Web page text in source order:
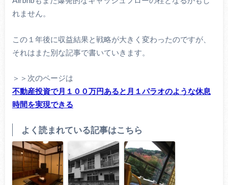
れません。
この１年後に収益結果と戦略が大きく変わったのですが、
それはまた別な記事で書いていきます。
＞＞次のページは
不動産投資で月１００万円あると月１パラオのような休息
時間を実現できる
よく読まれている記事はこちら